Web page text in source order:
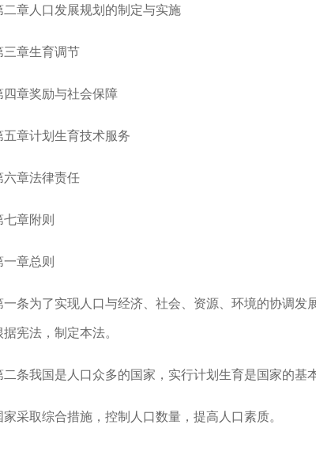
人口发展规划的制定与实施
章生育调节
奖励与社会保障
计划生育技术服务
章法律责任
章附则
章总则
为了实现人口与经济、社会、资源、环境的协调发
据宪法，制定本法。
我国是人口众多的国家，实行计划生育是国家的基本
取综合措施，控制人口数量，提高人口素质。